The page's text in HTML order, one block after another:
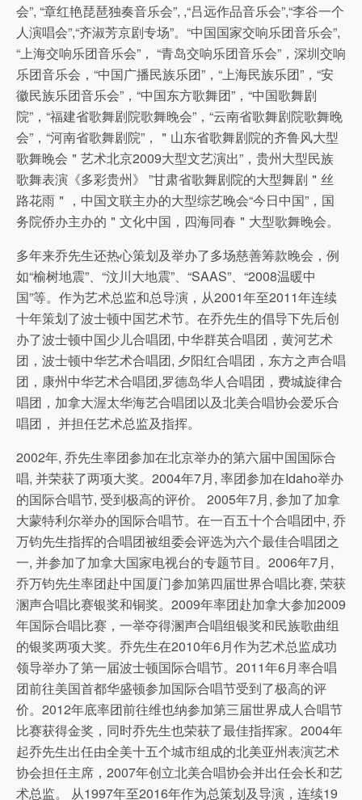
会”, “章红艳琵琶独奏音乐会”, ,“吕远作品音乐会”,“李谷一个
人演唱会”,“齐淑芳京剧专场”。“中国国家交响乐团音乐会”,
“上海交响乐团音乐会”， “青岛交响乐团音乐会”，深圳交响
乐团音乐会，“中国广播民族乐团”，“上海民族乐团”，“安
徽民族乐团音乐会”，“中国东方歌舞团”，“中国歌舞剧
院”，“福建省歌舞剧院歌舞晚会”，“云南省歌舞剧院歌舞晚
会”，“河南省歌舞剧院”，＂山东省歌舞剧院的齐鲁风大型
歌舞晚会＂艺术北京2009大型文艺演出”，贵州大型民族
歌舞表演《多彩贵州》 ”甘肃省歌舞剧院的大型舞剧＂丝
路花雨＂，中国文联主办的大型综艺晚会“今日中国”，国
务院侨办主办的＂文化中国，四海同春＂大型歌舞晚会。
多年来乔先生还热心策划及举办了多场慈善筹款晚会，例
如“榆树地震”、“汶川大地震”、“SAAS”、“2008温暖中
国”等。作为艺术总监和总导演，从2001年至2011年连续
十年策划了波士顿中国艺术节。在乔先生的倡导下先后创
办了波士顿中国少儿合唱团, 中华群英合唱团，黄河艺术
团，波士顿中华艺术合唱团, 夕阳红合唱团，东方之声合唱
团，康州中华艺术合唱团,罗德岛华人合唱团，费城旋律合
唱团，加拿大渥太华海艺合唱团以及北美合唱协会爱乐合
唱团， 并担任艺术总监及指挥。
2002年, 乔先生率团参加在北京举办的第六届中国国际合
唱, 并荣获了两项大奖。2004年7月, 率团参加在Idaho举办
的国际合唱节, 受到极高的评价。 2005年7月, 参加了加拿
大蒙特利尔举办的国际合唱节。在一百五十个合唱团中, 乔
万钧先生指挥的合唱团被组委会评选为六个最佳合唱团之
一, 并参加了加拿大国家电视台的专题节目。2006年7月,
乔万钧先生率团赴中国厦门参加第四届世界合唱比赛, 荣获
溷声合唱比赛银奖和铜奖。2009年率团赴加拿大参加2009
年国际合唱比赛，一举夺得溷声合唱组银奖和民族歌曲组
的银奖两项大奖。乔先生在2010年6月作为艺术总监成功
领导举办了第一届波士顿国际合唱节。2011年6月率合唱
团前往美国首都华盛顿参加国际合唱节受到了极高的评
价。2012年底率团前往维也纳参加第三届世界成人合唱节
比赛获得金奖，同时乔先生也荣获了最佳指挥家。2004年
起乔先生出任由全美十五个城市组成的北美亚州表演艺术
协会担任主席，2007年创立北美合唱协会并出任会长和艺
术总监。 从1997年至2016年作为总策划及导演，连续19